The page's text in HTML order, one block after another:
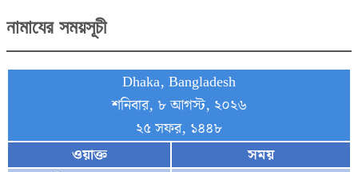
নামাযের সময়সূচী
Dhaka, Bangladesh
শনিবার, ৮ আগস্ট, ২০২৬
২৫ সফর, ১৪৪৮
ওয়াক্ত
সময়